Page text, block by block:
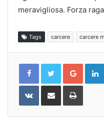
meravigliosa. Forza
Tags carcere carcere
VKontakteShare
Email
Print